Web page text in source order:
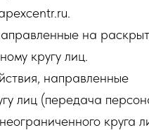
на
кругу лиц.
направленные
лиц (передача
круга